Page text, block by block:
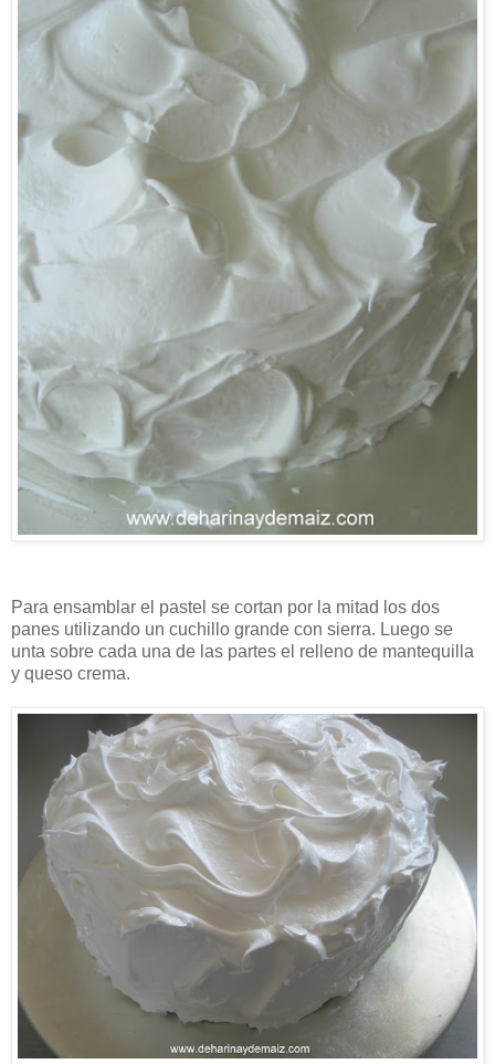
Para ensamblar el pastel se cortan por la mitad los dos
panes utilizando un cuchillo grande con sierra. Luego se
unta sobre cada una de las partes el relleno de mantequilla
y queso crema.